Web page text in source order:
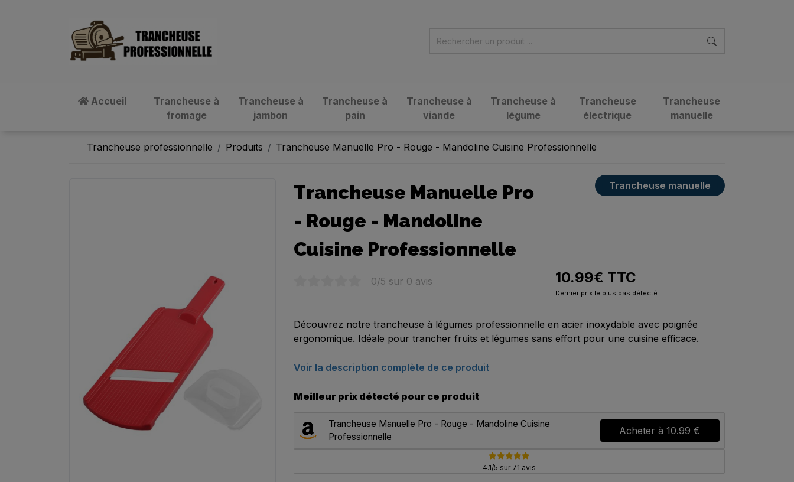
Accueil
Trancheuse à
fromage
Trancheuse à
jambon
Trancheuse à
pain
Trancheuse à
viande
Trancheuse à
légume
Trancheuse
électrique
Trancheuse
manuelle
Trancheuse professionnelle Produits Trancheuse Manuelle Pro - Rouge - Mandoline Cuisine Professionnelle
Trancheuse Manuelle Pro
- Rouge - Mandoline
Cuisine Professionnelle
Trancheuse manuelle
0/5 sur 0 avis 10.99€ TTC
Dernier prix le plus bas détecté
Découvrez notre trancheuse à légumes professionnelle en acier inoxydable avec poignée
ergonomique. Idéale pour trancher fruits et légumes sans effort pour une cuisine efficace.
Voir la description complète de ce produit
Meilleur prix détecté pour ce produit
Trancheuse Manuelle Pro - Rouge - Mandoline Cuisine
Professionnelle
Acheter à10.99 €
4.1/5 sur 71 avis